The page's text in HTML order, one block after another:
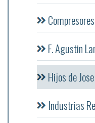
F. Agustin
Hijos de
Industrias